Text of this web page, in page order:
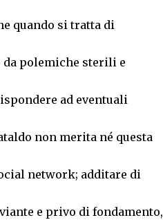
quando si tratta di
polemiche sterili e
ad eventuali
non merita né questa
network; additare di
e privo di fondamento,